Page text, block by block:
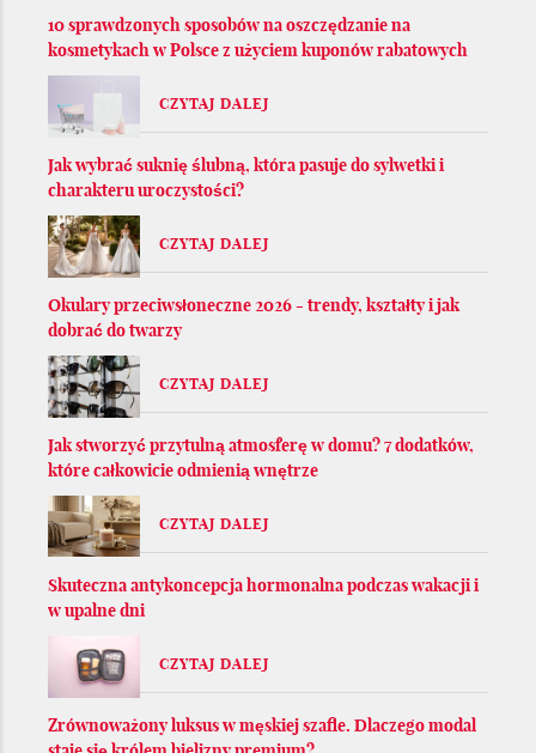
10 sprawdzonych sposobów na oszczędzanie na
kosmetykach w Polsce z użyciem kuponów rabatowych
CZYTAJ DALEJ
Jak wybrać suknię ślubną, która pasuje do sylwetki i
charakteru uroczystości?
CZYTAJ DALEJ
Okulary przeciwsłoneczne 2026 - trendy, kształty i jak
dobrać do twarzy
CZYTAJ DALEJ
Jak stworzyć przytulną atmosferę w domu? 7 dodatków,
które całkowicie odmienią wnętrze
CZYTAJ DALEJ
Skuteczna antykoncepcja hormonalna podczas wakacji i
w upalne dni
CZYTAJ DALEJ
Zrównoważony luksus w męskiej szafie. Dlaczego modal